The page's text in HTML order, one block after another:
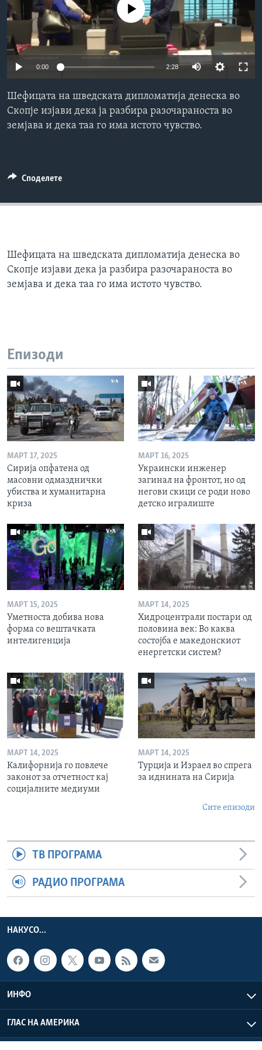
ИНТЕРВЈУА
Јазици
No media source currently available
0:00 2:28
Шефицата на шведската дипломатија денеска во
Скопје изјави дека ја разбира разочараноста во
земјава и дека таа го има истото чувство.
Споделете
Шефицата на шведската дипломатија денеска во
Скопје изјави дека ја разбира разочараноста во
земјава и дека таа го има истото чувство.
Епизоди
МАРТ 17, 2025
Сирија опфатена од
масовни одмазднички
убиства и хуманитарна
криза
МАРТ 16, 2025
Украински инженер
загинал на фронтот, но од
негови скици се роди ново
детско игралиште
МАРТ 15, 2025
Уметноста добива нова
форма со вештачката
интелигенција
МАРТ 14, 2025
Хидроцентрали постари од
половина век: Во каква
состојба е македонскиот
енергетски систем?
МАРТ 14, 2025
Калифорнија го повлече
законот за отчетност кај
социјалните медиуми
МАРТ 14, 2025
Турција и Израел во спрега
за иднината на Сирија
Сите епизоди
ТВ ПРОГРАМА
РАДИО ПРОГРАМА
НАКУСО...
ИНФО
ГЛАС НА АМЕРИКА